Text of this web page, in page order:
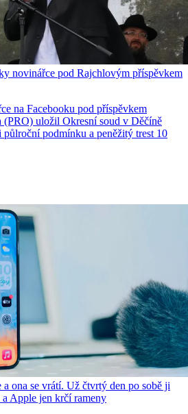
novinářce pod Rajchlovým příspěvkem
na Facebooku pod příspěvkem
(PRO) uložil Okresní soud v Děčíně
půlroční podmínku a peněžitý trest 10
ona se vrátí. Už čtvrtý den po sobě ji
Apple jen krčí rameny